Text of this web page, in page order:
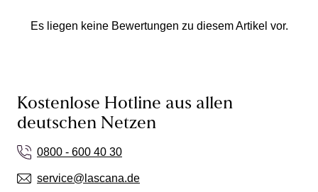
Es liegen keine Bewertungen zu diesem Artikel vor.
Kostenlose Hotline aus allen
deutschen Netzen
0800 - 600 40 30
service@lascana.de